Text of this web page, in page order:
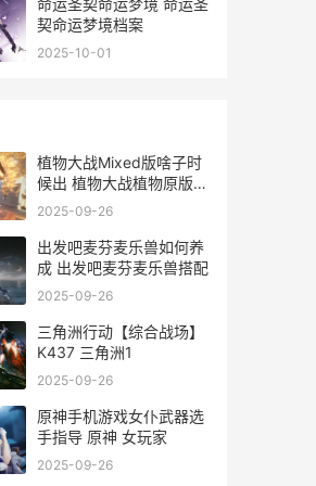
命运圣契命运梦境 命运圣
契命运梦境档案
2025-10-01
植物大战Mixed版啥子时
候出 植物大战植物原版下
载
2025-09-26
出发吧麦芬麦乐兽如何养
成 出发吧麦芬麦乐兽搭配
2025-09-26
三角洲行动【综合战场】
K437 三角洲1
2025-09-26
原神手机游戏女仆武器选
手指导 原神 女玩家
2025-09-26